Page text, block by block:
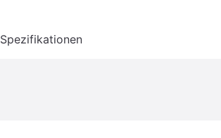
Spezifikationen